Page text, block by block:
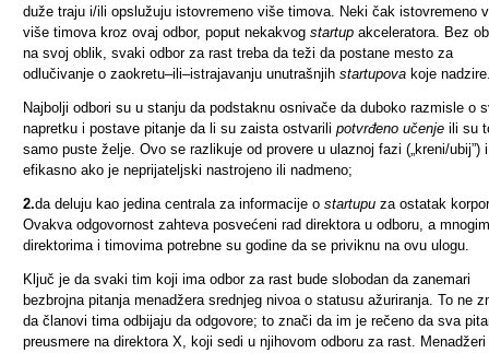
duže traju i/ili opslužuju istovremeno više timova. Neki čak istovremeno
više timova kroz ovaj odbor, poput nekakvog startup akceleratora. Bez
na svoj oblik, svaki odbor za rast treba da teži da postane mesto za
odlučivanje o zaokretu–ili–istrajavanju unutrašnjih startupova koje
Najbolji odbori su u stanju da podstaknu osnivače da duboko razmisle o
napretku i postave pitanje da li su zaista ostvarili potvrđeno učenje ili su
samo puste želje. Ovo se razlikuje od provere u ulaznoj fazi („kreni/ubij”)
efikasno ako je neprijateljski nastrojeno ili nadmeno;
2.da deluju kao jedina centrala za informacije o startupu za ostatak
Ovakva odgovornost zahteva posvećeni rad direktora u odboru, a mnogim
direktorima i timovima potrebne su godine da se priviknu na ovu ulogu.
Ključ je da svaki tim koji ima odbor za rast bude slobodan da zanemari
bezbrojna pitanja menadžera srednjeg nivoa o statusu ažuriranja. To ne
da članovi tima odbijaju da odgovore; to znači da im je rečeno da sva
preusmere na direktora X, koji sedi u njihovom odboru za rast. Menadžeri